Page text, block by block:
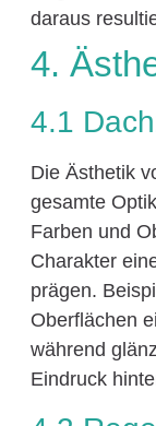
daraus
4.
4.1
Die Ästhetik
gesamte
Farben und
Charakter
prägen.
Oberflächen
während
Eindruck